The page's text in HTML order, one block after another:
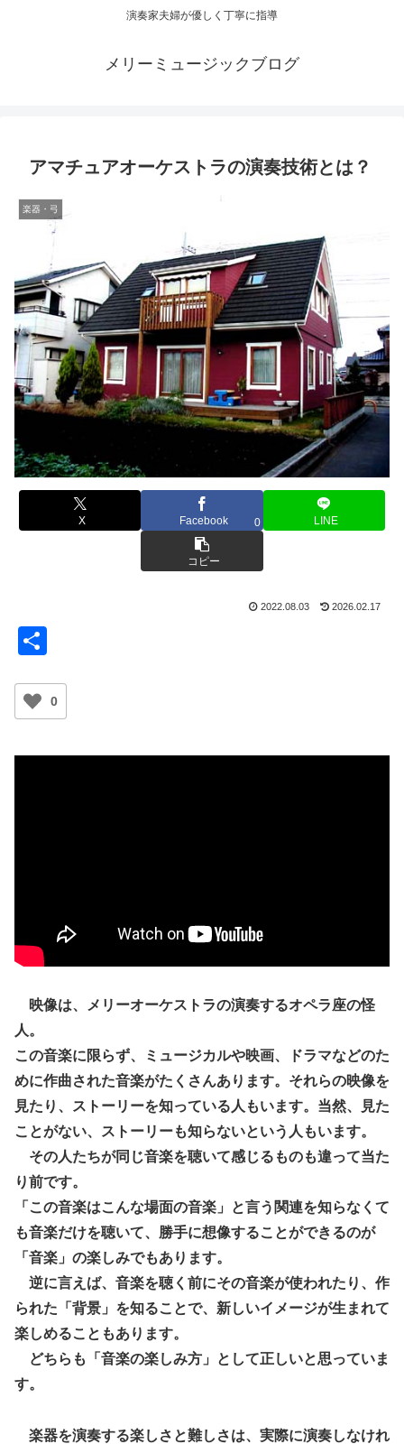
演奏家夫婦が優しく丁寧に指導
メリーミュージックブログ
アマチュアオーケストラの演奏技術とは？
楽器・弓
X Facebook 0 LINE
コピー
2022.08.03 2026.02.17
0
映像は、メリーオーケストラの演奏するオペラ座の怪
人。
この音楽に限らず、ミュージカルや映画、ドラマなどのた
めに作曲された音楽がたくさんあります。それらの映像を
見たり、ストーリーを知っている人もいます。当然、見た
ことがない、ストーリーも知らないという人もいます。
その人たちが同じ音楽を聴いて感じるものも違って当た
り前です。
「この音楽はこんな場面の音楽」と言う関連を知らなくて
も音楽だけを聴いて、勝手に想像することができるのが
「音楽」の楽しみでもあります。
逆に言えば、音楽を聴く前にその音楽が使われたり、作
られた「背景」を知ることで、新しいイメージが生まれて
楽しめることもあります。
どちらも「音楽の楽しみ方」として正しいと思っていま
す。
楽器を演奏する楽しさと難しさは、実際に演奏しなけれ